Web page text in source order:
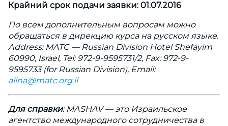
Крайний срок подачи заявки: 01.07.2016
По всем дополнительным вопросам можно
обращаться в дирекцию курса на русском языке.
Address: MATC — Russian Division Hotel Shefayim
60990, Israel, Tel: 972-9-9595731/2, Fax: 972-9-
9595733 (for Russian Division), Email:
alina@matc.org.il
Для справки: MASHAV — это Израильское
агентство международного сотрудничества в